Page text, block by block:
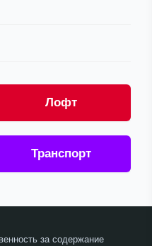
Лофт
Транспорт
за содержание